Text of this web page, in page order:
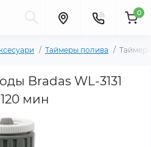
0
Таймеры полива Таймер
Bradas WL-3131
мин